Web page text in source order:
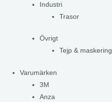
Industri
Trasor
Övrigt
Tejp & maskering
Varumärken
3M
Anza